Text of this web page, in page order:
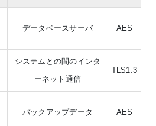
データベースサーバ AES
システムとの間のインタ
ーネット通信
TLS1.3
バックアップデータ AES